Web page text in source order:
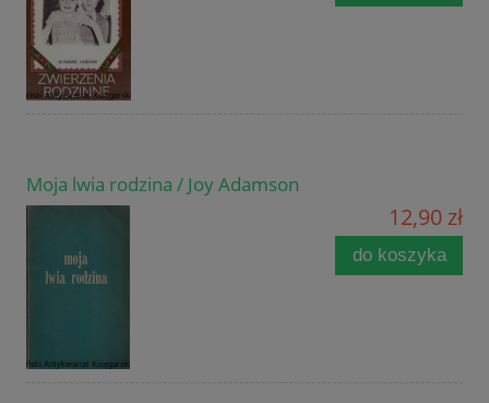
Moja lwia rodzina / Joy Adamson
12,90 zł
do koszyka